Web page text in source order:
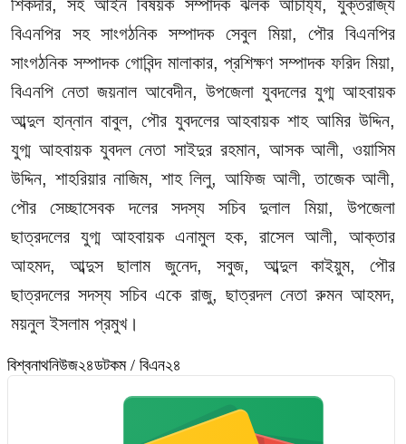
শিকদার, সহ আইন বিষয়ক সম্পাদক ঝলক আচার্য্য, যুক্তরাজ্য
বিএনপির সহ সাংগঠনিক সম্পাদক সেবুল মিয়া, পৌর বিএনপির
সাংগঠনিক সম্পাদক গোবিন্দ মালাকার, প্রশিক্ষণ সম্পাদক ফরিদ মিয়া,
বিএনপি নেতা জয়নাল আবেদীন, উপজেলা যুবদলের যুগ্ম আহবায়ক
আব্দুল হান্নান বাবুল, পৌর যুবদলের আহবায়ক শাহ আমির উদ্দিন,
যুগ্ম আহবায়ক যুবদল নেতা সাইদুর রহমান, আসক আলী, ওয়াসিম
উদ্দিন, শাহরিয়ার নাজিম, শাহ লিলু, আফিজ আলী, তাজেক আলী,
পৌর সেচ্ছাসেবক দলের সদস্য সচিব দুলাল মিয়া, উপজেলা
ছাত্রদলের যুগ্ম আহবায়ক এনামুল হক, রাসেল আলী, আক্তার
আহমদ, আব্দুস ছালাম জুনেদ, সবুজ, আব্দুল কাইয়ুম, পৌর
ছাত্রদলের সদস্য সচিব একে রাজু, ছাত্রদল নেতা রুমন আহমদ,
ময়নুল ইসলাম প্রমুখ।
বিশ্বনাথনিউজ২৪ডটকম / বিএন২৪